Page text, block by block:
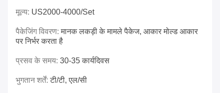
मूल्य: US2000-4000/set
पैकेजिंग विवरण:मानक लकड़ी के मामले पैकेज, आकार मोल्ड आकार
पर निर्भर करता है
प्रसव के समय: 30-35 कार्यदिवस
भुगतान शर्तें:टी/टी, एल/सी